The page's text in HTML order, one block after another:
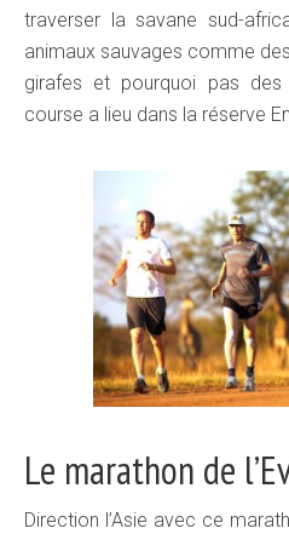
traverser la savane sud-
animaux sauvages comme
girafes et pourquoi pas
course a lieu dans la réserve
Le marathon de
Direction l’Asie avec ce